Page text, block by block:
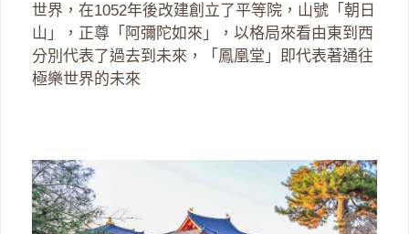
世界，在1052年後改建創立了平等院，山號「朝日
山」，正尊「阿彌陀如來」，以格局來看由東到西
分別代表了過去到未來，「鳳凰堂」即代表著通往
極樂世界的未來